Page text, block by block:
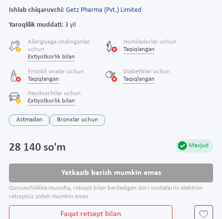
Ishlab chiqaruvchi: Getz Pharma (Pvt.) Limited
Yaroqlilik muddati: 3 yil
Allergiyaga chalinganlar
uchun
Extiyotkorlik bilan
Homiladorlar uchun
Taqiqlangan
Emizikli onalar uchun
Taqiqlangan
Diabetiklar uchun
Taqiqlangan
Haydovchilar uchun
Extiyotkorlik bilan
Astmadan Bronxlar uchun
Mavjud
28 140 so'm
Yetkazib berish mumkin emas
Qonunchilikka muvofiq, retsept bilan beriladigan dori vositalarini elektron
retseptsiz sotish mumkin emas.
Faqat retsept bilan